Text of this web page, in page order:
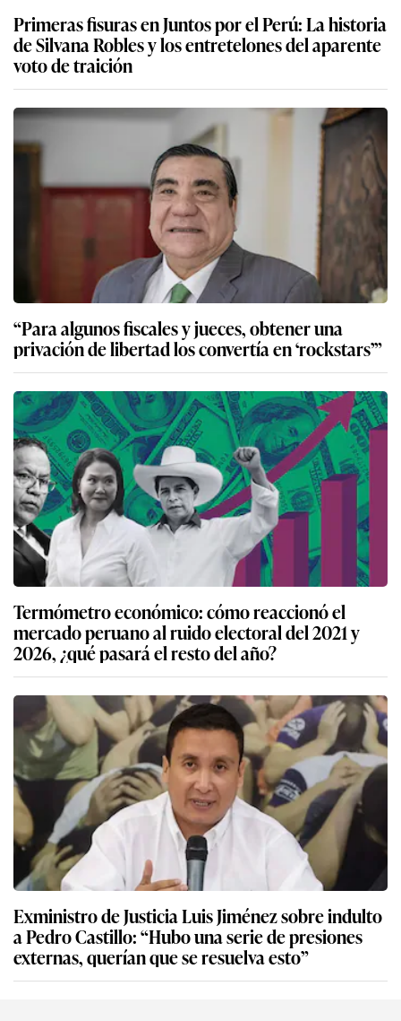
Primeras fisuras en Juntos por el Perú: La historia
de Silvana Robles y los entretelones del aparente
voto de traición
“Para algunos fiscales y jueces, obtener una
privación de libertad los convertía en ‘rockstars’”
Termómetro económico: cómo reaccionó el
mercado peruano al ruido electoral del 2021 y
2026, ¿qué pasará el resto del año?
Exministro de Justicia Luis Jiménez sobre indulto
a Pedro Castillo: “Hubo una serie de presiones
externas, querían que se resuelva esto”